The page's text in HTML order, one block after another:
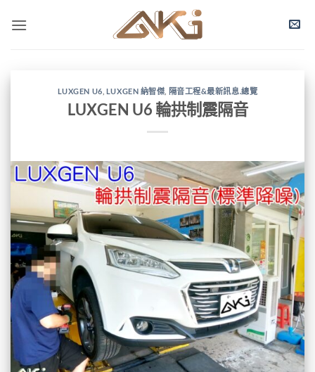
LUXGEN U6 LUXGEN 納智傑 隔音工程&最新訊息.總覽
LUXGEN U6 輪拱制震隔音